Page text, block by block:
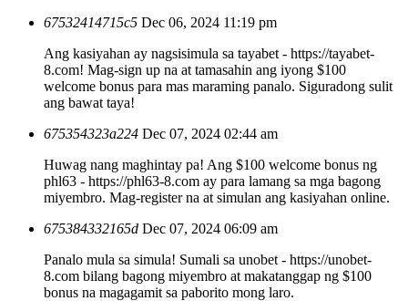
67532414715c5 Dec 06, 2024 11:19 pm
Ang kasiyahan ay nagsisimula sa tayabet - https://tayabet-
8.com! Mag-sign up na at tamasahin ang iyong $100
welcome bonus para mas maraming panalo. Siguradong sulit
ang bawat taya!
675354323a224 Dec 07, 2024 02:44 am
Huwag nang maghintay pa! Ang $100 welcome bonus ng
phl63 - https://phl63-8.com ay para lamang sa mga bagong
miyembro. Mag-register na at simulan ang kasiyahan online.
675384332165d Dec 07, 2024 06:09 am
Panalo mula sa simula! Sumali sa unobet - https://unobet-
8.com bilang bagong miyembro at makatanggap ng $100
bonus na magagamit sa paborito mong laro.